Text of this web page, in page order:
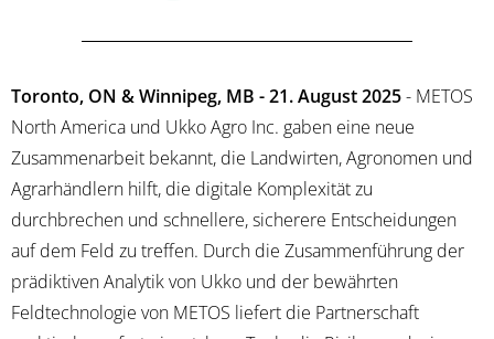
Toronto, ON & Winnipeg, MB - 21. August 2025- METOS
North America und Ukko Agro Inc. gaben eine neue
Zusammenarbeit bekannt, die Landwirten, Agronomen und
Agrarhändlern hilft, die digitale Komplexität zu
durchbrechen und schnellere, sicherere Entscheidungen
auf dem Feld zu treffen. Durch die Zusammenführung der
prädiktiven Analytik von Ukko und der bewährten
Feldtechnologie von METOS liefert die Partnerschaft